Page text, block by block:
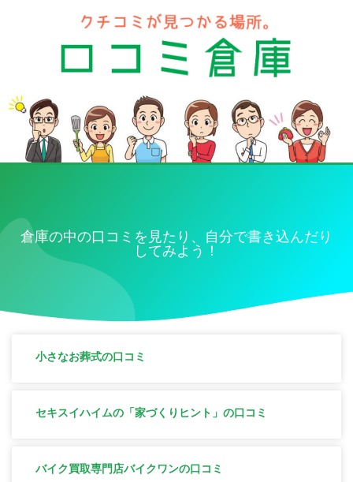
倉庫の中の口コミを見たり、自分で書き込んだり
してみよう！
小さなお葬式の口コミ
セキスイハイムの「家づくりヒント」の口コミ
バイク買取専門店バイクワンの口コミ